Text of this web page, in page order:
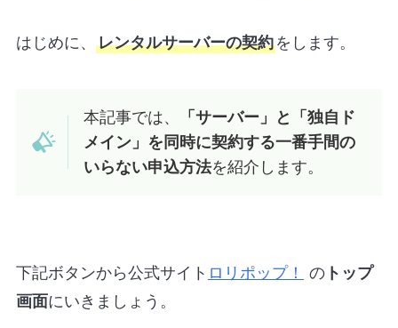
はじめに、 レンタルサーバーの契約をします。
本記事では、
「サーバー」と「独自ド
メイン」を同時に契約する一番手間の
いらない申込方法を紹介します。
下記ボタンから公式サイト ロリポップ！ のトップ
画面にいきましょう。